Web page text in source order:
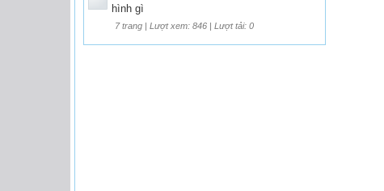
hình gì
7 trang | Lượt xem: 846 | Lượt tải: 0